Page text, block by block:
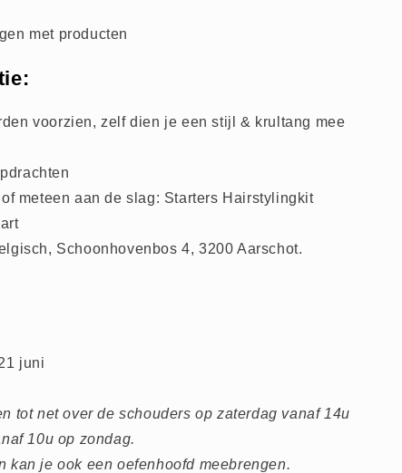
met producten
voorzien, zelf dien je een stijl & krultang mee
meteen aan de slag: Starters Hairstylingkit
Schoonhovenbos 4, 3200 Aarschot.
juni
tot net over de schouders op zaterdag vanaf 14u
10u op zondag.
kan je ook een oefenhoofd meebrengen.